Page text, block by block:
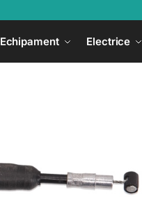
Echipament Electrice